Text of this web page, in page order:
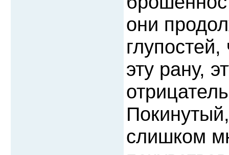
они
глупостей,
эту рану,
слишком